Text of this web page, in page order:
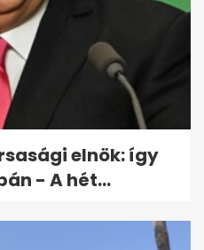
14 éves
fotózták,
elnök: így
- A hét...